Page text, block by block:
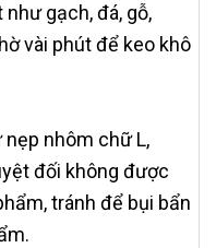
gạch, đá, gỗ,
vài phút để keo khô
nhôm chữ L,
đối không được
tránh để bụi bẩn